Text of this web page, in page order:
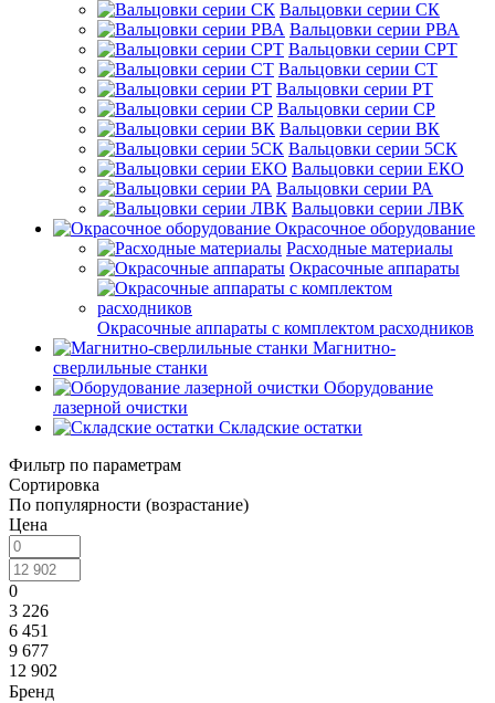
Вальцовки серии СК
Вальцовки серии РВА
Вальцовки серии СРТ
Вальцовки серии СТ
Вальцовки серии РТ
Вальцовки серии СР
Вальцовки серии ВК
Вальцовки серии 5СК
Вальцовки серии ЕКО
Вальцовки серии РА
Вальцовки серии ЛВК
Окрасочное оборудование
Расходные материалы
Окрасочные аппараты
Окрасочные аппараты с комплектом расходников
Магнитно-
сверлильные станки
Оборудование
лазерной очистки
Складские остатки
Фильтр по параметрам
Сортировка
По популярности (возрастание)
Цена
0
3 226
6 451
9 677
12 902
Бренд